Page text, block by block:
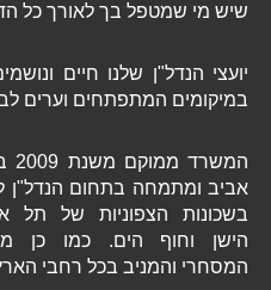
שיש מי שמטפל בך לאורך כל
יועצי הנדל"ן שלנו חיים
במיקומים המתפתחים וערים
אביב ומתמחה בתחום הנדל"ן
בשכונות הצפוניות של תל
הישן וחוף הים. כמו כן
המסחרי והמניב בכל רחבי הארץ.